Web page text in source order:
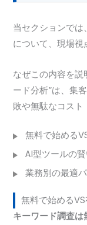
当セクションでは
について、現場視
なぜこの内容を説
ード分析”は、集
敗や無駄なコスト
無料で始める
AI型ツールの
業務別の最適
無料で始める
キーワード調査